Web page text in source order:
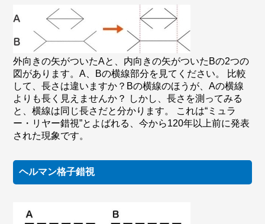
外向きの矢がついたAと、内向きの矢がついたBの2つの
図があります。A、Bの横線部分を見てください。 比較
して、長さは違いますか？Bの横線のほうが、Aの横線
よりも長く見えませんか？ しかし、長さを測ってみる
と、横線は同じ長さだと分かります。 これは“ミュラ
ー・リヤー錯視”とよばれる、今から120年以上前に発表
された現象です。
ヘルマン格子錯視